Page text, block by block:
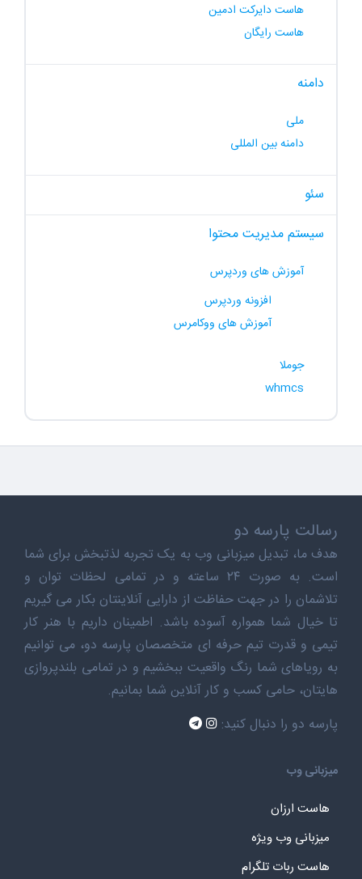
هاست دایرکت ادمین
هاست رایگان
دامنه
ملی
دامنه بین المللی
سئو
سیستم مدیریت محتوا
آموزش های وردپرس
افزونه وردپرس
آموزش های ووکامرس
جوملا
whmcs
رسالت پارسه دو
هدف ما، تبدیل میزبانی وب به یک تجربه لذتبخش برای شما
است. به صورت ۲۴ ساعته و در تمامی لحظات توان و
تلاشمان را در جهت حفاظت از دارایی آنلاینتان بکار می گیریم
تا خیال شما همواره آسوده باشد. اطمینان داریم با هنر کار
تیمی و قدرت تیم حرفه ای متخصصان پارسه دو، می توانیم
به رویاهای شما رنگ واقعیت ببخشیم و در تمامی بلندپروازی
هایتان، حامی کسب و کار آنلاین شما بمانیم.
پارسه دو را دنبال کنید:
میزبانی وب
هاست ارزان
میزبانی وب ویژه
هاست ربات تلگرام